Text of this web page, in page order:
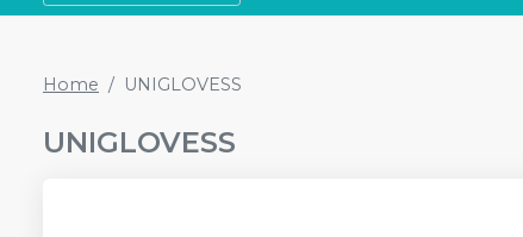
Home UNIGLOVESS
UNIGLOVESS